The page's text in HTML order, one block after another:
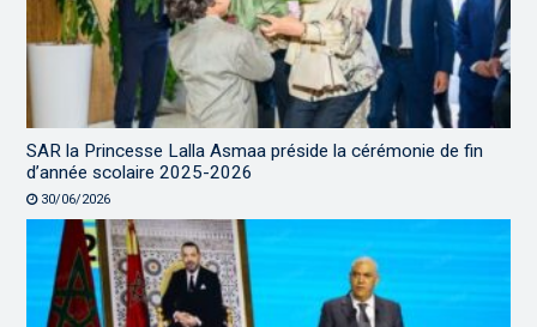
SAR la Princesse Lalla Asmaa préside la cérémonie de fin
d’année scolaire 2025-2026
30/06/2026